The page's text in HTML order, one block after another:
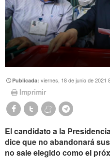
Publicada:viernes, 18 de junio de 2021
Imprimir
El candidato a la
dice que no abandonará
no sale elegido como el